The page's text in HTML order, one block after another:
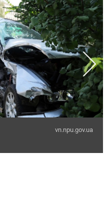
vn.npu.gov.ua